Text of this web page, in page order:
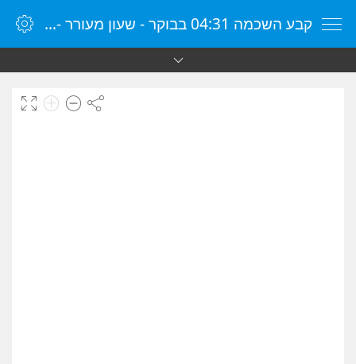
קבע השכמה 04:31 בבוקר - שעון מעורר - שעון מעורר מקוון - שעון מעורר במחשב